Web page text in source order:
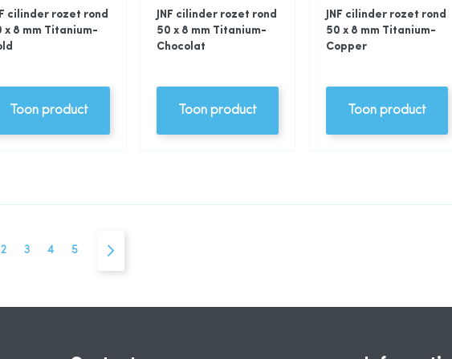
cilinder rozet rond
x 8 mm Titanium-
Toon product
JNF cilinder rozet rond
50 x 8 mm Titanium-
Chocolat
Toon product
JNF cilinder rozet rond
50 x 8 mm Titanium-
Copper
Toon product
momenteel pagina
Pagina
2 Pagina
3 Pagina
4 Pagina
5